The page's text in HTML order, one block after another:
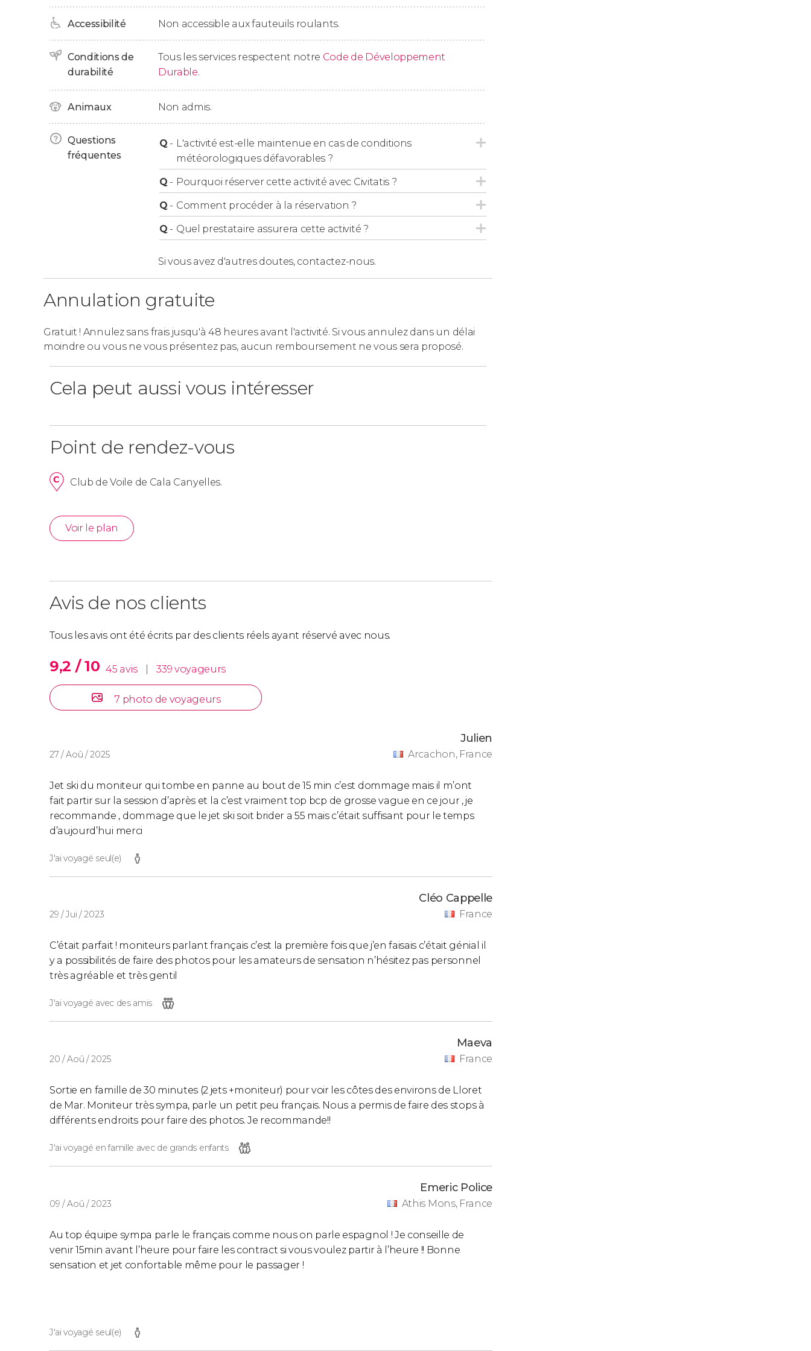
Accessibilité Non accessible aux fauteuils roulants.
Conditions de
durabilité
Tous les services respectent notre Code de Développement
Durable.
Animaux Non admis.
Questions
fréquentes
Q - L'activité est-elle maintenue en cas de conditions
météorologiques défavorables ?
Q - Pourquoi réserver cette activité avec Civitatis ?
Q - Comment procéder à la réservation ?
Q - Quel prestataire assurera cette activité ?
Si vous avez d'autres doutes, contactez-nous.
Annulation gratuite
Gratuit ! Annulez sans frais jusqu'à 48 heures avant l'activité. Si vous annulez dans un délai
moindre ou vous ne vous présentez pas, aucun remboursement ne vous sera proposé.
Cela peut aussi vous intéresser
Point de rendez-vous
Club de Voile de Cala Canyelles.
Voir le plan
Avis de nos clients
Tous les avis ont été écrits par des clients réels ayant réservé avec nous.
9,2 / 10 45 avis 339 voyageurs
7 photo de voyageurs
27 / Aoû / 2025
Julien
Arcachon, France
Jet ski du moniteur qui tombe en panne au bout de 15 min c’est dommage mais il m’ont
fait partir sur la session d’après et la c’est vraiment top bcp de grosse vague en ce jour , je
recommande , dommage que le jet ski soit brider a 55 mais c’était suffisant pour le temps
d’aujourd’hui merci
J'ai voyagé seul(e)
29 / Jui / 2023
Cléo Cappelle
France
C’était parfait ! moniteurs parlant français c’est la première fois que j’en faisais c’était génial il
y a possibilités de faire des photos pour les amateurs de sensation n’hésitez pas personnel
très agréable et très gentil
J'ai voyagé avec des amis
20 / Aoû / 2025
Maeva
France
Sortie en famille de 30 minutes (2 jets +moniteur) pour voir les côtes des environs de Lloret
de Mar. Moniteur très sympa, parle un petit peu français. Nous a permis de faire des stops à
différents endroits pour faire des photos. Je recommande!!
J'ai voyagé en famille avec de grands enfants
09 / Aoû / 2023
Emeric Police
Athis Mons, France
Au top équipe sympa parle le français comme nous on parle espagnol ! Je conseille de
venir 15min avant l’heure pour faire les contract si vous voulez partir à l’heure !! Bonne
sensation et jet confortable même pour le passager !
J'ai voyagé seul(e)